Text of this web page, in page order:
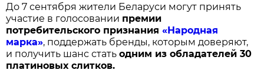
До 7 сентября жители Беларуси могут принять
участие в голосовании премии
потребительского признания«Народная
марка», поддержать бренды, которым доверяют,
и получить шанс статьодним из обладателей 30
платиновых слитков.